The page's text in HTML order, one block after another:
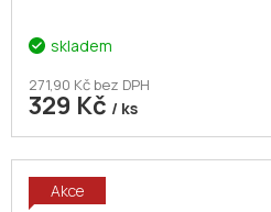
skladem
271,90 Kč bez DPH
329 Kč / ks
Akce